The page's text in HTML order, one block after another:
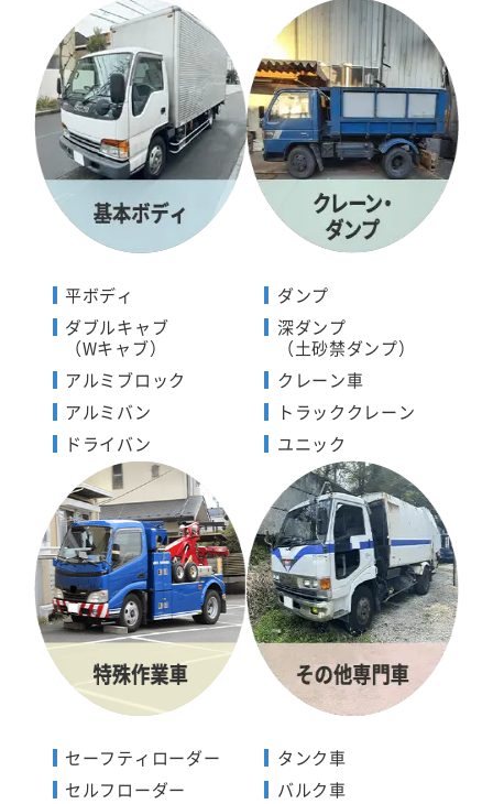
平ボディ
ダブルキャブ
（Wキャブ）
アルミブロック
アルミバン
ドライバン
ダンプ
深ダンプ
（土砂禁ダンプ）
クレーン車
トラッククレーン
ユニック
セーフティローダー
セルフローダー
タンク車
バルク車